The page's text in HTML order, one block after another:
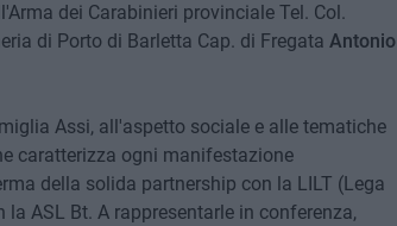
dei Carabinieri provinciale Tel. Col.
di Porto di Barletta Cap. di Fregata Antonio
Assi, all'aspetto sociale e alle tematiche
caratterizza ogni manifestazione
della solida partnership con la LILT (Lega
ASL Bt. A rappresentarle in conferenza,